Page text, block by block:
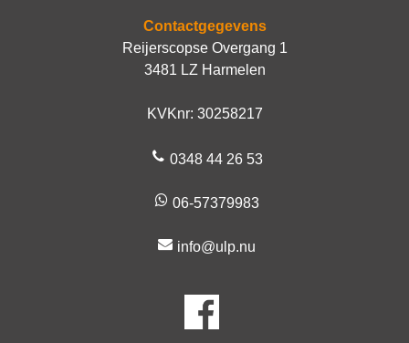
Contactgegevens
Reijerscopse Overgang 1
3481 LZ Harmelen
KVKnr: 30258217
0348 44 26 53
06-57379983
info@ulp.nu